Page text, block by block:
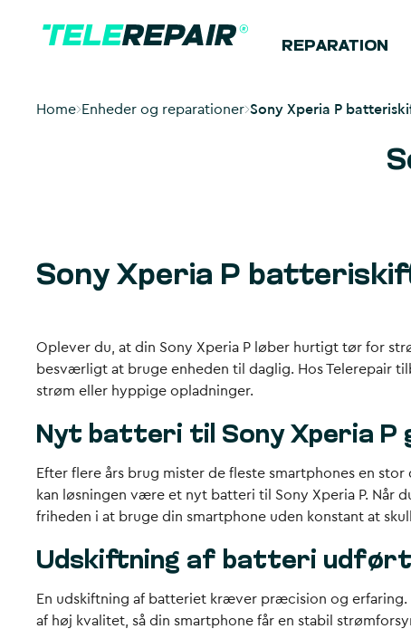
REPARATION
Home Enheder og reparationer Sony Xperia P
Sony Xperia P
Oplever du, at din Sony Xperia P løber hurtigt tør for
besværligt at bruge enheden til daglig. Hos Telerepair
strøm eller hyppige opladninger.
Nyt batteri til Sony Xperia
Efter flere års brug mister de fleste smartphones en
kan løsningen være et nyt batteri til Sony Xperia P.
friheden i at bruge din smartphone uden konstant at
Udskiftning af batteri
En udskiftning af batteriet kræver præcision og
af høj kvalitet, så din smartphone får en stabil